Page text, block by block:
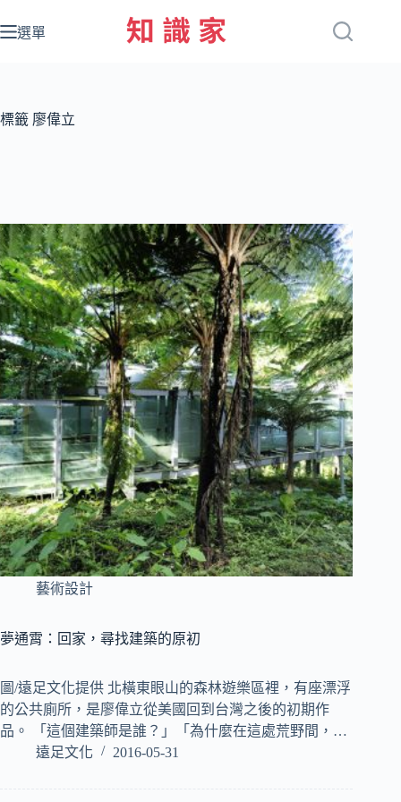
至
容
選單
標籤 廖偉立
藝術設計
夢通霄：回家，尋找建築的原初
圖/遠足文化提供 北橫東眼山的森林遊樂區裡，有座漂浮
的公共廁所，是廖偉立從美國回到台灣之後的初期作
品。 「這個建築師是誰？」「為什麼在這處荒野間，…
遠足文化
2016-05-31